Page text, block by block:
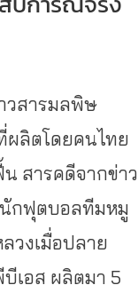
วสารมลพิษ
ผลิตโดยคนไทย
สารคดีจากข่าว
นักฟุตบอลทีมหมู
วงเมื่อปลาย
เอส ผลิตมา 5